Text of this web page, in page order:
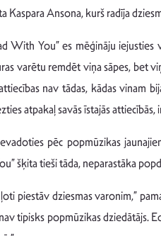
Kaspara Ansona, kurš radīja
With You” es mēģināju iejusties
varētu remdēt viņa sāpes, bet
nav tādas, kādas vinam
atpakaļ savās īstajās attiecībās,
pēc popmūzikas
šķita tieši tāda, neparastāka
piestāv dziesmas varonim,”
tipisks popmūzikas dziedātājs.